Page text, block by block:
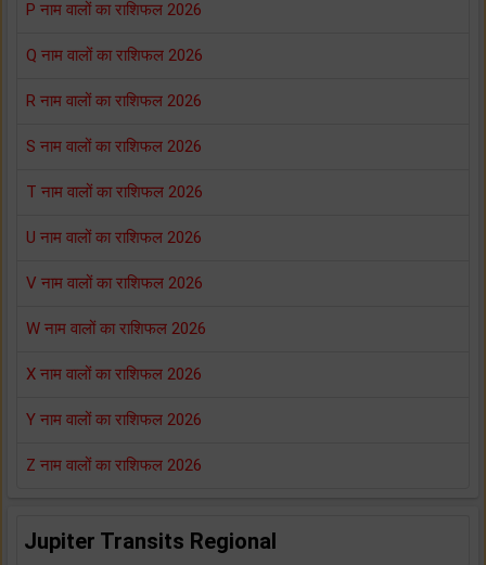
P नाम वालों का राशिफल 2026
Q नाम वालों का राशिफल 2026
R नाम वालों का राशिफल 2026
S नाम वालों का राशिफल 2026
T नाम वालों का राशिफल 2026
U नाम वालों का राशिफल 2026
V नाम वालों का राशिफल 2026
W नाम वालों का राशिफल 2026
X नाम वालों का राशिफल 2026
Y नाम वालों का राशिफल 2026
Z नाम वालों का राशिफल 2026
Jupiter Transits Regional